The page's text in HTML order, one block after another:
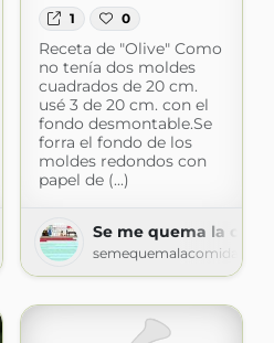
1 0
Receta de "Olive" Como
no tenía dos moldes
cuadrados de 20 cm.
usé 3 de 20 cm. con el
fondo desmontable.Se
forra el fondo de los
moldes redondos con
papel de (...)
Se me quema la